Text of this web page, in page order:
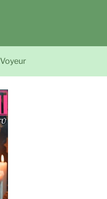
Voyeur